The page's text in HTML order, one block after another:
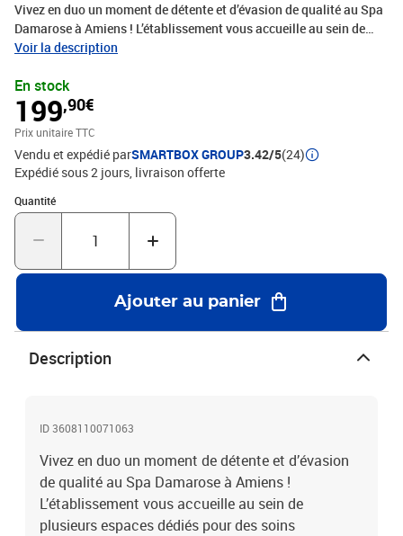
Vivez en duo un moment de détente et d’évasion de qualité au Spa
Damarose à Amiens ! L’établissement vous accueille au sein de
plusieurs espaces dédiés pour des soins personnalisés. Au
minutes et un modelage à la boue de la mer Morte du corps de 45
minutes, accompagnés d'accès privatisés au sauna de 10 minutes,
au bain bouillonnant de 20 minutes, au bain turc traditionnel de
25 minutes et au hammam vapeur de 20 minutes. C’est dans un
cadre agréable que les professionnels s’occuperont de votre bien-
être. Une bulle de sérénité aux bienfaits multiples à partager
!Massages de 1h15 du corps et des pieds avec accès de 1h15 à
l’espace bien-être à Amiens
Voir la description
En stock
199,90€
Prix unitaire TTC
Vendu et expédié parSMARTBOX GROUP3.42/5(24)
Expédié sous 2 jours livraison offerte
Quantité
Quantité : 1
Ajouter au panier
Description
ID 3608110071063
Vivez en duo un moment de détente et d’évasion
de qualité au Spa Damarose à Amiens !
L’établissement vous accueille au sein de
plusieurs espaces dédiés pour des soins